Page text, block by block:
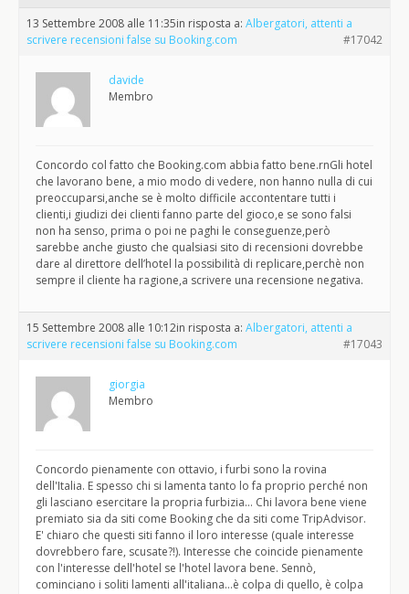
13 Settembre 2008 alle 11:35in risposta a: Albergatori, attenti a
scrivere recensioni false su Booking.com
#17042
davide
Membro
Concordo col fatto che Booking.com abbia fatto bene.rnGli hotel
che lavorano bene, a mio modo di vedere, non hanno nulla di cui
preoccuparsi,anche se è molto difficile accontentare tutti i
clienti,i giudizi dei clienti fanno parte del gioco,e se sono falsi
non ha senso, prima o poi ne paghi le conseguenze,però
sarebbe anche giusto che qualsiasi sito di recensioni dovrebbe
dare al direttore dell’hotel la possibilità di replicare,perchè non
sempre il cliente ha ragione,a scrivere una recensione negativa.
15 Settembre 2008 alle 10:12in risposta a: Albergatori, attenti a
scrivere recensioni false su Booking.com
#17043
giorgia
Membro
Concordo pienamente con ottavio, i furbi sono la rovina
dell'Italia. E spesso chi si lamenta tanto lo fa proprio perché non
gli lasciano esercitare la propria furbizia… Chi lavora bene viene
premiato sia da siti come Booking che da siti come TripAdvisor.
E' chiaro che questi siti fanno il loro interesse (quale interesse
dovrebbero fare, scusate?!). Interesse che coincide pienamente
con l'interesse dell'hotel se l'hotel lavora bene. Sennò,
cominciano i soliti lamenti all'italiana…è colpa di quello, è colpa